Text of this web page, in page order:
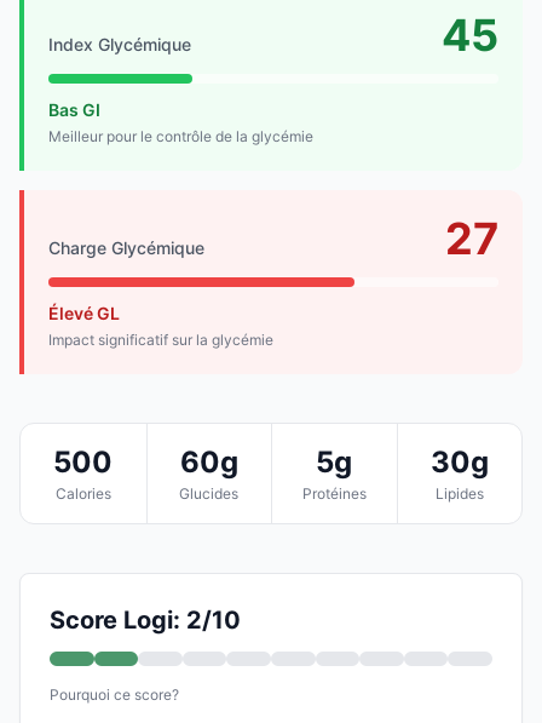
Index Glycémique 45
Bas GI
Meilleur pour le contrôle de la glycémie
Charge Glycémique 27
Élevé GL
Impact significatif sur la glycémie
500
Calories
60g
Glucides
5g
Protéines
30g
Lipides
Score Logi: 2/10
Pourquoi ce score?